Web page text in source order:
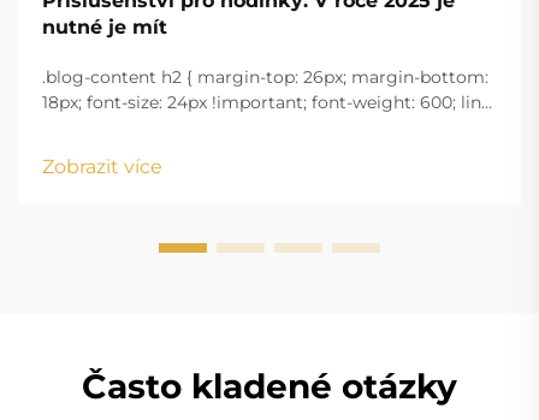
nutné je mít
.blog-content h2 { margin-top: 26px; margin-bottom:
18px; font-size: 24px !important; font-weight: 600; line-
w...
Zobrazit více
Často kladené otázky